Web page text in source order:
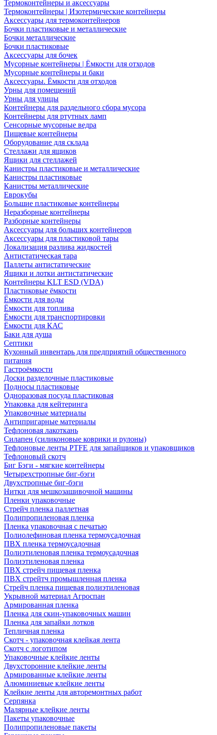
Термоконтейнеры и аксессуары
Термоконтейнеры | Изотермические контейнеры
Аксессуары для термоконтейнеров
Бочки пластиковые и металлические
Бочки металлические
Бочки пластиковые
Аксессуары для бочек
Мусорные контейнеры | Ёмкости для отходов
Мусорные контейнеры и баки
Аксессуары. Ёмкости для отходов
Урны для помещений
Урны для улицы
Контейнеры для раздельного сбора мусора
Контейнеры для ртутных ламп
Сенсорные мусорные ведра
Пищевые контейнеры
Оборудование для склада
Стеллажи для ящиков
Ящики для стеллажей
Канистры пластиковые и металлические
Канистры пластиковые
Канистры металлические
Еврокубы
Большие пластиковые контейнеры
Неразборные контейнеры
Разборные контейнеры
Аксессуары для больших контейнеров
Аксессуары для пластиковой тары
Локализация разлива жидкостей
Антистатическая тара
Паллеты антистатические
Ящики и лотки антистатические
Контейнеры KLT ESD (VDA)
Пластиковые ёмкости
Ёмкости для воды
Ёмкости для топлива
Ёмкости для транспортировки
Ёмкости для КАС
Баки для душа
Септики
Кухонный инвентарь для предприятий общественного
питания
Гастроёмкости
Доски разделочные пластиковые
Подносы пластиковые
Одноразовая посуда пластиковая
Упаковка для кейтеринга
Упаковочные материалы
Антипригарные материалы
Тефлоновая лакоткань
Силапен (силиконовые коврики и рулоны)
Тефлоновые ленты PTFE для запайщиков и упаковщиков
Тефлоновый скотч
Биг Бэги - мягкие контейнеры
Четырехстропные биг-бэги
Двухстропные биг-бэги
Нитки для мешкозашивочной машины
Пленки упаковочные
Стрейч пленка паллетная
Полипропиленовая пленка
Пленка упаковочная с печатью
Полиолефиновая пленка термоусадочная
ПВХ пленка термоусадочная
Полиэтиленовая пленка термоусадочная
Полиэтиленовая пленка
ПВХ стрейч пищевая пленка
ПВХ стрейтч промышленная пленка
Стрейч пленка пищевая полиэтиленовая
Укрывной материал Агроспан
Армированная пленка
Пленка для скин-упаковочных машин
Пленка для запайки лотков
Тепличная пленка
Скотч - упаковочная клейкая лента
Скотч с логотипом
Упаковочные клейкие ленты
Двухсторонние клейкие ленты
Армированные клейкие ленты
Алюминиевые клейкие ленты
Клейкие ленты для авторемонтных работ
Серпянка
Малярные клейкие ленты
Пакеты упаковочные
Полипропиленовые пакеты